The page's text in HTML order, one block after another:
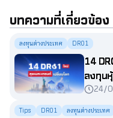
บทความที่เกี่ยวข้อง
ลงทุนต่างประเทศ DR01
14
ลงทุน
ไทย24/
Tips DR01 ลงทุนต่างประเทศ